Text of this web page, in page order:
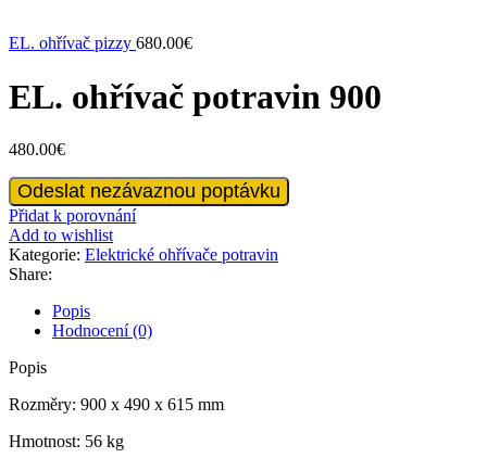
EL. ohřívač pizzy 680.00€
EL. ohřívač potravin 900
480.00€
EL.
ohřívač
potravin
900
množství
Odeslat nezávaznou poptávku
Přidat k porovnání
Add to wishlist
Kategorie: Elektrické ohřívače potravin
Share:
Popis
Hodnocení (0)
Popis
Rozměry: 900 x 490 x 615 mm
Hmotnost: 56 kg